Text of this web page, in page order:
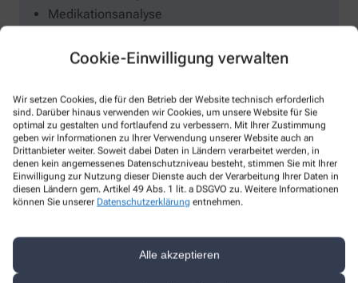
Cookie-Einwilligung verwalten
Wir setzen Cookies, die für den Betrieb der Website technisch erforderlich
sind. Darüber hinaus verwenden wir Cookies, um unsere Website für Sie
optimal zu gestalten und fortlaufend zu verbessern. Mit Ihrer Zustimmung
geben wir Informationen zu Ihrer Verwendung unserer Website auch an
Drittanbieter weiter. Soweit dabei Daten in Ländern verarbeitet werden, in
denen kein angemessenes Datenschutzniveau besteht, stimmen Sie mit Ihrer
Einwilligung zur Nutzung dieser Dienste auch der Verarbeitung Ihrer Daten in
diesen Ländern gem. Artikel 49 Abs. 1 lit. a DSGVO zu. Weitere Informationen
können Sie unserer Datenschutzerklärung entnehmen.
Alle akzeptieren
Medikationsanalyse
Barrierefrei
Entsorgung von Altmedikamenten
Gutscheine
Heimversorgung